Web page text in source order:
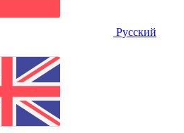
Русский